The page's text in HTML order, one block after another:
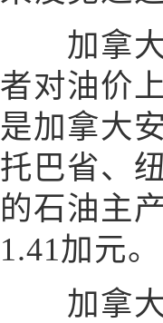
加拿大
者对油价
是加拿大
托巴省、
的石油主
1.41加元。
加拿大